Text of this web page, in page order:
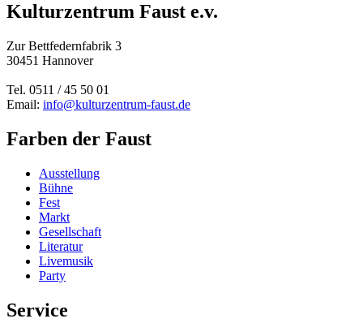
Kulturzentrum Faust e.v.
Zur Bettfedernfabrik 3
30451 Hannover
Tel. 0511 / 45 50 01
Email: info@kulturzentrum-faust.de
Farben der Faust
Ausstellung
Bühne
Fest
Markt
Gesellschaft
Literatur
Livemusik
Party
Service